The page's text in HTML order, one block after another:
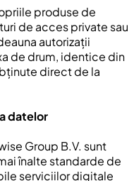
produse de
de acces private sau
autorizații
de drum, identice din
direct de la
datelor
Group B.V. sunt
înalte standarde de
serviciilor digitale